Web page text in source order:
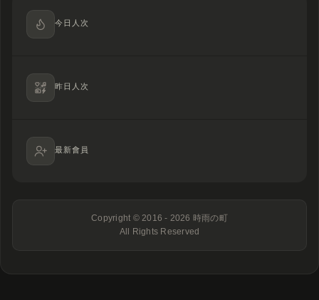
今日人次
昨日人次
最新會員
Copyright © 2016 - 2026 時雨の町
All Rights Reserved